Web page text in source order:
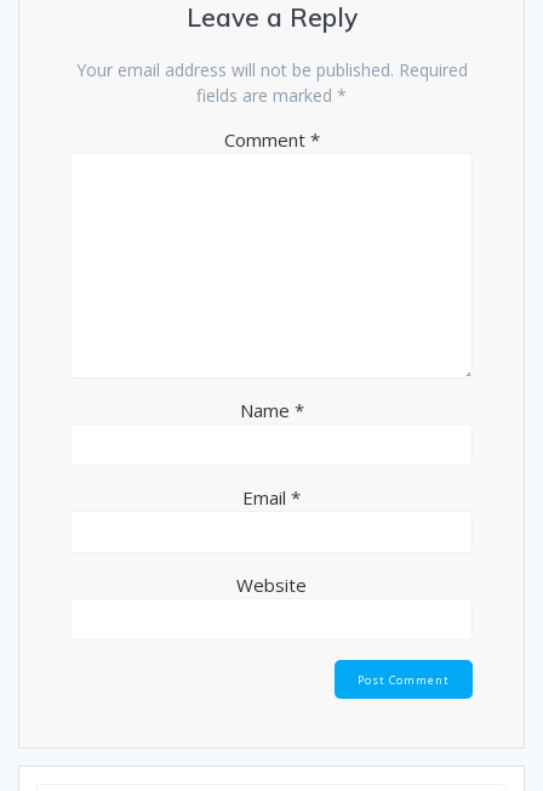
Leave a Reply
Your email address will not be published. Required
fields are marked *
Comment *
Name *
Email *
Website